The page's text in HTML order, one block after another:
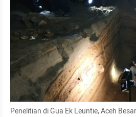
Penelitian di Gua Ek Leuntie, Aceh